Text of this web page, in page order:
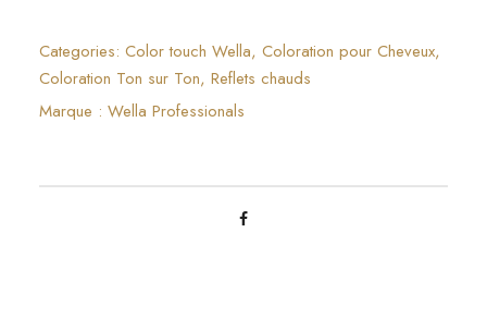
t
t
d
Categories: Color touch Wella, Coloration pour Cheveux,
Coloration Ton sur Ton, Reflets chauds
Marque : Wella Professionals